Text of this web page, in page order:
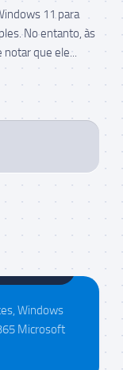
11 para
No entanto, às
notar que ele...
Windows
Microsoft